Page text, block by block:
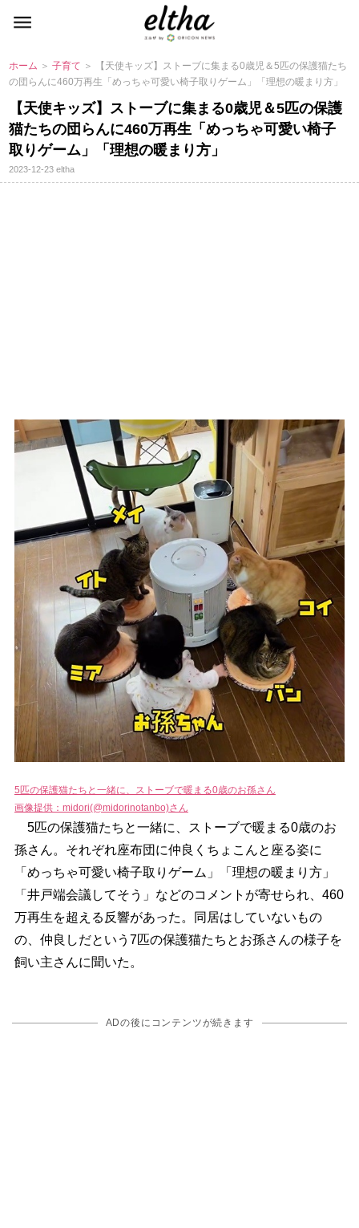
ホーム ＞子育て ＞ 【天使キッズ】ストーブに集まる0歳児＆5匹の保護猫たち
の団らんに460万再生「めっちゃ可愛い椅子取りゲーム」「理想の暖まり方」
【天使キッズ】ストーブに集まる0歳児＆5匹の保護
猫たちの団らんに460万再生「めっちゃ可愛い椅子
取りゲーム」「理想の暖まり方」
2023-12-23eltha
5匹の保護猫たちと一緒に、ストーブで暖まる0歳のお孫さん
画像提供：midori(@midorinotanbo)さん
5匹の保護猫たちと一緒に、ストーブで暖まる0歳のお
孫さん。それぞれ座布団に仲良くちょこんと座る姿に
「めっちゃ可愛い椅子取りゲーム」「理想の暖まり方」
「井戸端会議してそう」などのコメントが寄せられ、460
万再生を超える反響があった。同居はしていないもの
の、仲良しだという7匹の保護猫たちとお孫さんの様子を
飼い主さんに聞いた。
ADの後にコンテンツが続きます